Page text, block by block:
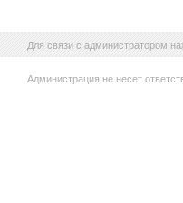
Для связи с администратором
Администрация не несет